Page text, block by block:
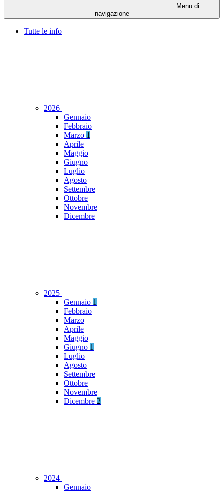
Menu di
navigazione
Tutte le info
2026
Gennaio
Febbraio
Marzo 1
Aprile
Maggio
Giugno
Luglio
Agosto
Settembre
Ottobre
Novembre
Dicembre
2025
Gennaio 1
Febbraio
Marzo
Aprile
Maggio
Giugno 1
Luglio
Agosto
Settembre
Ottobre
Novembre
Dicembre 2
2024
Gennaio